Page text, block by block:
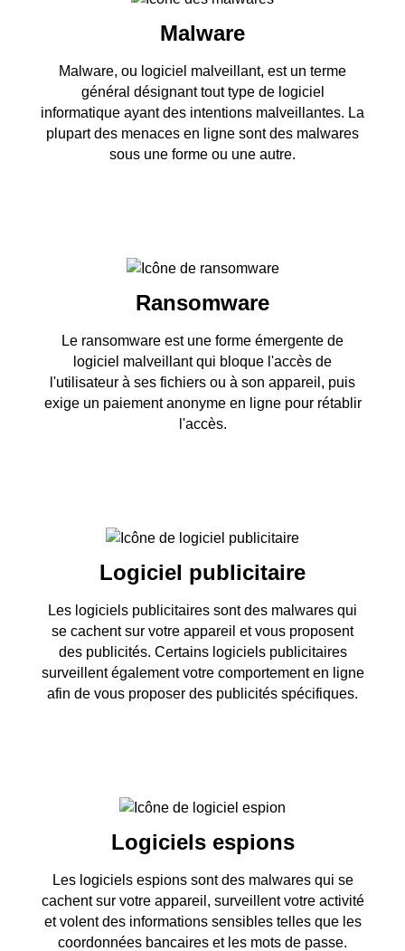
Malware
Malware, ou logiciel malveillant, est un terme
général désignant tout type de logiciel
informatique ayant des intentions malveillantes. La
plupart des menaces en ligne sont des malwares
sous une forme ou une autre.
Ransomware
Le ransomware est une forme émergente de
logiciel malveillant qui bloque l'accès de
l'utilisateur à ses fichiers ou à son appareil, puis
exige un paiement anonyme en ligne pour rétablir
l'accès.
Logiciel publicitaire
Les logiciels publicitaires sont des malwares qui
se cachent sur votre appareil et vous proposent
des publicités. Certains logiciels publicitaires
surveillent également votre comportement en ligne
afin de vous proposer des publicités spécifiques.
Logiciels espions
Les logiciels espions sont des malwares qui se
cachent sur votre appareil, surveillent votre activité
et volent des informations sensibles telles que les
coordonnées bancaires et les mots de passe.